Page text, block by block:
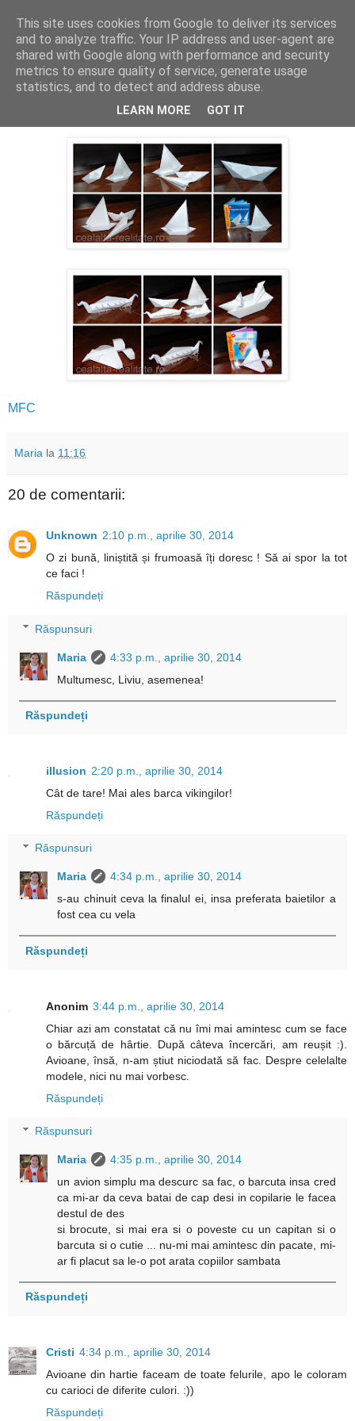
Cealalta realitate
miercuri, aprilie 30, 2014
Miercurea fara cuvinte (21) - Paperwork
MFC
Maria la 11:16
20 de comentarii:
Unknown 2:10 p.m., aprilie 30, 2014
O zi bună, liniștită și frumoasă îți doresc ! Să ai spor la tot
ce faci !
Răspundeți
Răspunsuri
Maria
4:33 p.m., aprilie 30, 2014
Multumesc, Liviu, asemenea!
Răspundeți
illusion 2:20 p.m., aprilie 30, 2014
Cât de tare! Mai ales barca vikingilor!
Răspundeți
Răspunsuri
Maria
4:34 p.m., aprilie 30, 2014
s-au chinuit ceva la finalul ei, insa preferata baietilor a
fost cea cu vela
Răspundeți
Anonim 3:44 p.m., aprilie 30, 2014
Chiar azi am constatat că nu îmi mai amintesc cum se face
o bărcuță de hârtie. După câteva încercări, am reușit :).
Avioane, însă, n-am știut niciodată să fac. Despre celelalte
modele, nici nu mai vorbesc.
Răspundeți
Răspunsuri
Maria
4:35 p.m., aprilie 30, 2014
un avion simplu ma descurc sa fac, o barcuta insa cred
ca mi-ar da ceva batai de cap desi in copilarie le facea
destul de des
si brocute, si mai era si o poveste cu un capitan si o
barcuta si o cutie ... nu-mi mai amintesc din pacate, mi-
ar fi placut sa le-o pot arata copiilor sambata
Răspundeți
Cristi 4:34 p.m., aprilie 30, 2014
Avioane din hartie faceam de toate felurile, apo le coloram
cu carioci de diferite culori. :))
Răspundeți
This site uses cookies from Google to deliver its services
and to analyze traffic. Your IP address and user-agent are
shared with Google along with performance and security
metrics to ensure quality of service, generate usage
statistics, and to detect and address abuse.
LEARN MORE GOT IT